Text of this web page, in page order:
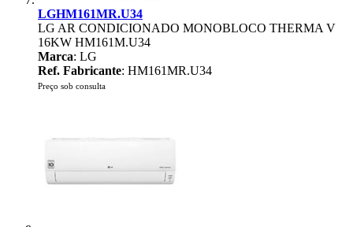
LGHM161MR.U34
LG AR CONDICIONADO MONOBLOCO THERMA V
16KW HM161M.U34
Marca: LG
Ref. Fabricante: HM161MR.U34
Preço sob consulta